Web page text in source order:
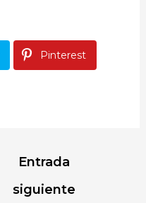
Pinterest
Entrada
siguiente